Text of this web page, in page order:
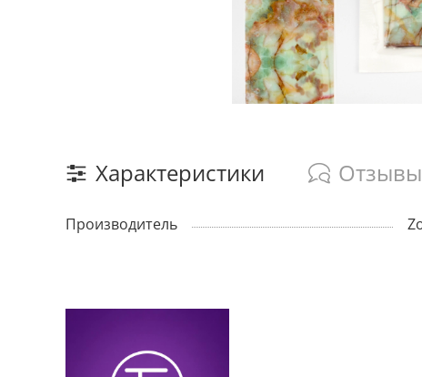
Характеристики Отзывы
Производитель